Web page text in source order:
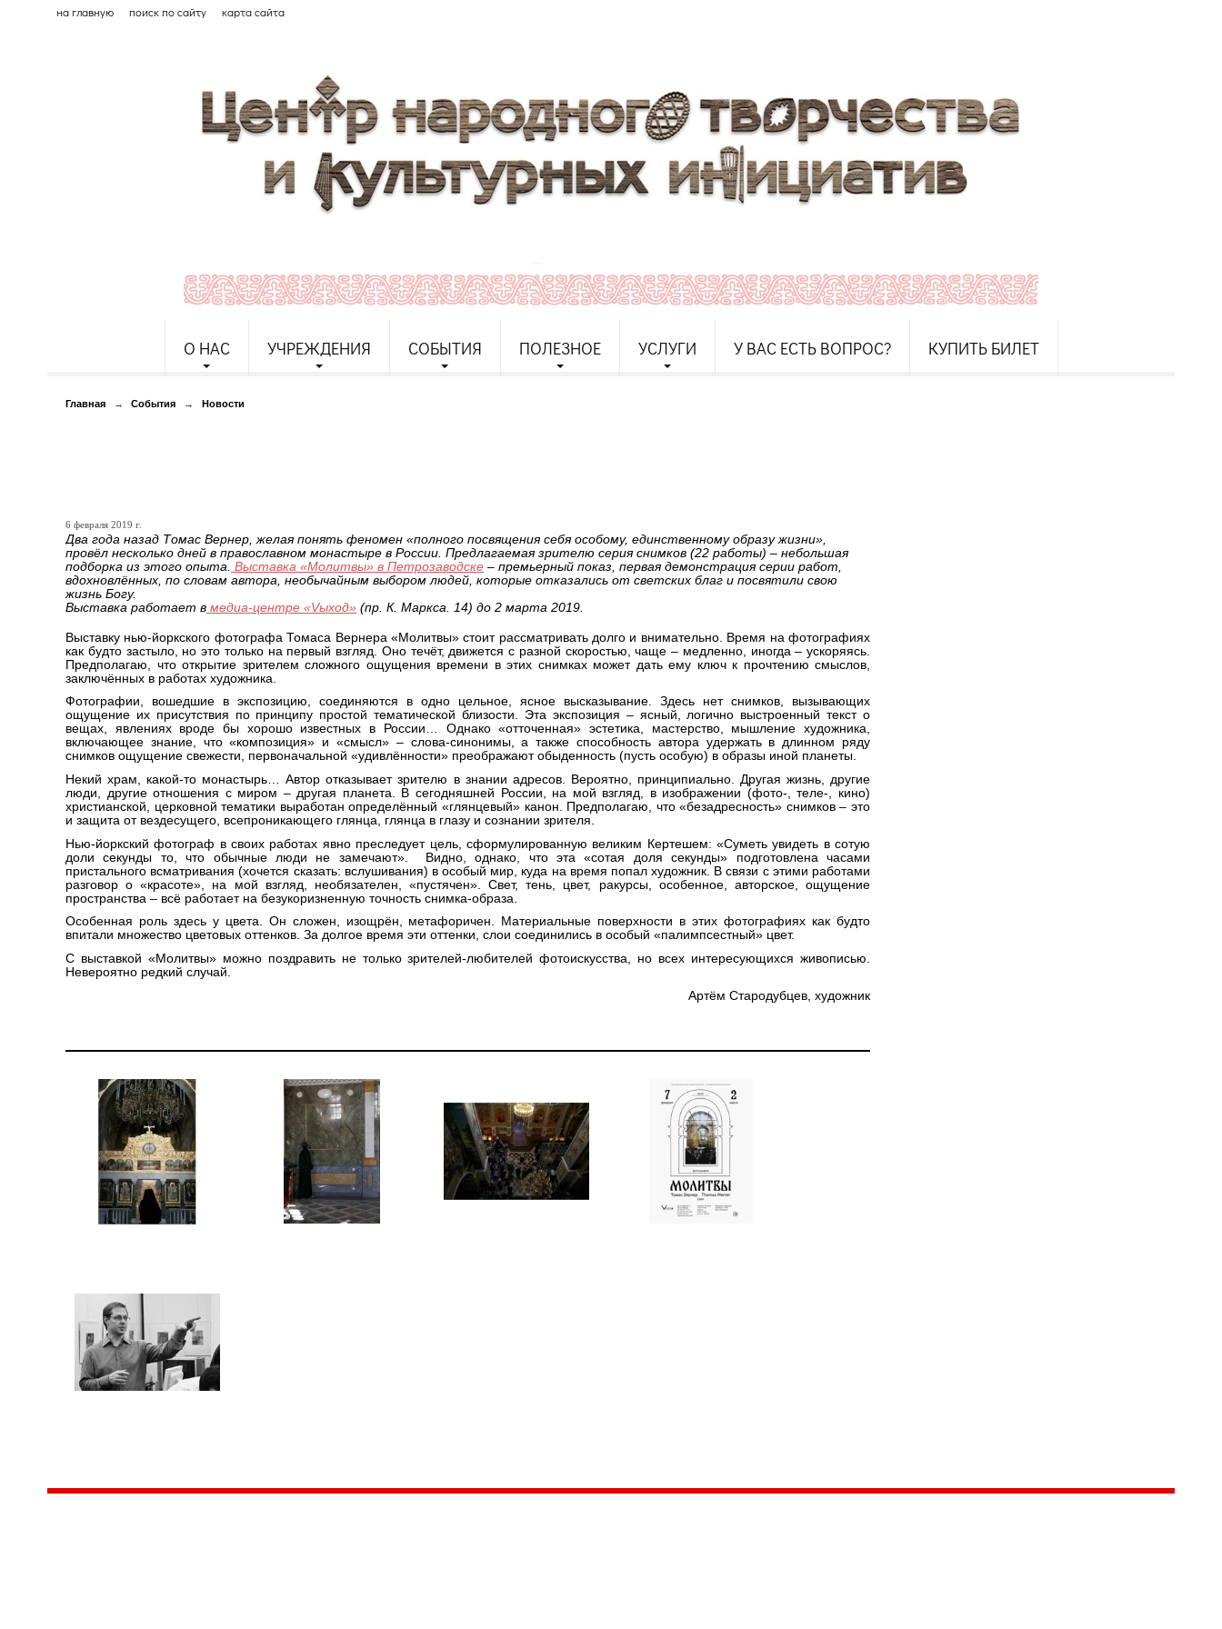
на главную поиск по сайту карта сайта
О НАС УЧРЕЖДЕНИЯ СОБЫТИЯ ПОЛЕЗНОЕ УСЛУГИ У ВАС ЕСТЬ ВОПРОС? КУПИТЬ БИЛЕТ
Главная → События → Новости
6 февраля 2019 г.
Два года назад Томас Вернер, желая понять феномен «полного посвящения себя особому, единственному образу жизни»,
провёл несколько дней в православном монастыре в России. Предлагаемая зрителю серия снимков (22 работы) – небольшая
подборка из этого опыта. Выставка «Молитвы» в Петрозаводске – премьерный показ, первая демонстрация серии работ,
вдохновлённых, по словам автора, необычайным выбором людей, которые отказались от светских благ и посвятили свою
жизнь Богу.
Выставка работает в медиа-центре «Vыход» (пр. К. Маркса. 14) до 2 марта 2019.
Выставку нью-йоркского фотографа Томаса Вернера «Молитвы» стоит рассматривать долго и внимательно. Время на фотографиях
как будто застыло, но это только на первый взгляд. Оно течёт, движется с разной скоростью, чаще – медленно, иногда – ускоряясь.
Предполагаю, что открытие зрителем сложного ощущения времени в этих снимках может дать ему ключ к прочтению смыслов,
заключённых в работах художника.
Фотографии, вошедшие в экспозицию, соединяются в одно цельное, ясное высказывание. Здесь нет снимков, вызывающих
ощущение их присутствия по принципу простой тематической близости. Эта экспозиция – ясный, логично выстроенный текст о
вещах, явлениях вроде бы хорошо известных в России… Однако «отточенная» эстетика, мастерство, мышление художника,
включающее знание, что «композиция» и «смысл» – слова-синонимы, а также способность автора удержать в длинном ряду
снимков ощущение свежести, первоначальной «удивлённости» преображают обыденность (пусть особую) в образы иной планеты.
Некий храм, какой-то монастырь… Автор отказывает зрителю в знании адресов. Вероятно, принципиально. Другая жизнь, другие
люди, другие отношения с миром – другая планета. В сегодняшней России, на мой взгляд, в изображении (фото-, теле-, кино)
христианской, церковной тематики выработан определённый «глянцевый» канон. Предполагаю, что «безадресность» снимков – это
и защита от вездесущего, всепроникающего глянца, глянца в глазу и сознании зрителя.
Нью-йоркский фотограф в своих работах явно преследует цель, сформулированную великим Кертешем: «Суметь увидеть в сотую
доли секунды то, что обычные люди не замечают». Видно, однако, что эта «сотая доля секунды» подготовлена часами
пристального всматривания (хочется сказать: вслушивания) в особый мир, куда на время попал художник. В связи с этими работами
разговор о «красоте», на мой взгляд, необязателен, «пустячен». Свет, тень, цвет, ракурсы, особенное, авторское, ощущение
пространства – всё работает на безукоризненную точность снимка-образа.
Особенная роль здесь у цвета. Он сложен, изощрён, метафоричен. Материальные поверхности в этих фотографиях как будто
впитали множество цветовых оттенков. За долгое время эти оттенки, слои соединились в особый «палимпсестный» цвет.
С выставкой «Молитвы» можно поздравить не только зрителей-любителей фотоискусства, но всех интересующихся живописью.
Невероятно редкий случай.
Артём Стародубцев, художник